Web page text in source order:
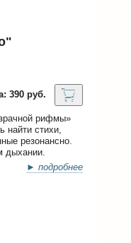
390 руб.
рифмы»
найти стихи,
резонансно.
дыхании.
► подробнее